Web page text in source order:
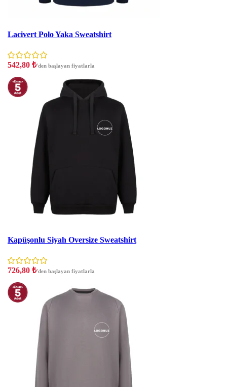
Lacivert Polo Yaka Sweatshirt
542,80 ₺'den başlayan fiyatlarla
Kapüşonlu Siyah Oversize Sweatshirt
726,80 ₺'den başlayan fiyatlarla